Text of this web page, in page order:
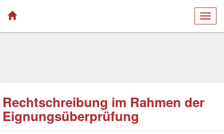
Rechtschreibung im Rahmen der
Eignungsüberprüfung